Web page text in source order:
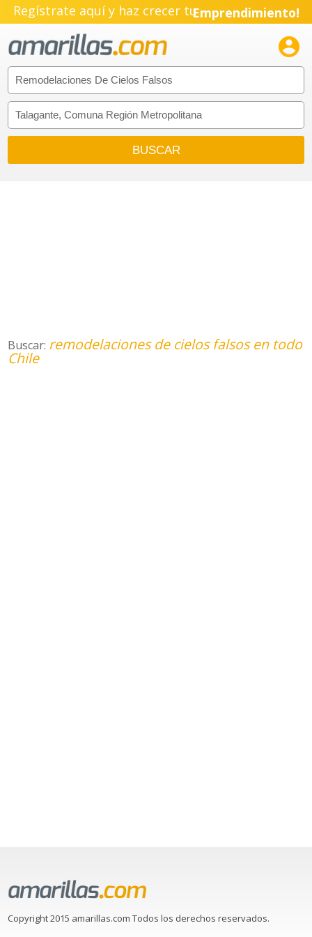
Regístrate aquí y haz crecer tuEmprendimiento!

Buscar: remodelaciones de cielos falsos en todo
Chile
Copyright 2015 amarillas.com Todos los derechos reservados.